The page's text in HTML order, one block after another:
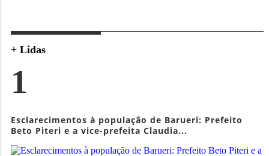
+ Lidas
1
Esclarecimentos à população de Barueri: Prefeito
Beto Piteri e a vice-prefeita Claudia...